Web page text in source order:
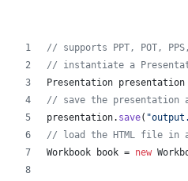
// supports PPT, POT,
// instantiate a
Presentation presentation
// save the presentation
presentation. save(
// load the HTML file in
Workbook
book = new